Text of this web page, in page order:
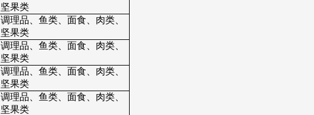
坚果类
调理品、鱼类、面食、肉类、
坚果类
调理品、鱼类、面食、肉类、
坚果类
调理品、鱼类、面食、肉类、
坚果类
调理品、鱼类、面食、肉类、
坚果类